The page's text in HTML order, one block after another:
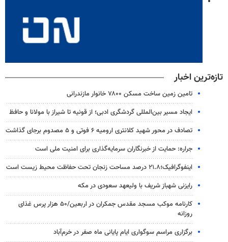
تازه‌ترین اخبار
تامین زمین ساخت مسکن ۷۸۰۰ خانوار مازندرانی
ایجاد مسیر بین‌المللی گردشگری ادبی؛ از قونیه تا شیراز با مولانا و حافظ
تصادف در محور شهید کلانتری ارومیه ۶ فوتی و ۵ مصدوم برجای گذاشت
جراره: حمایت از خبرنگاران سرمایه‌گذاری برای امنیت ملی است
اینفوگرافیک؛۲۱.۸ درصد مساحت زنجان تحت حفاظت محیط زیست است
رایزنی شهباز شریف با ولیعهد سعودی در مکه
کارنامه موکب مسجد مقدس جمکران در اربعین/۵۰ هزار پرس غذای
روزانه
برگزاری مراسم سوگواری ایام پایانی ماه صفر در خرم‌آباد